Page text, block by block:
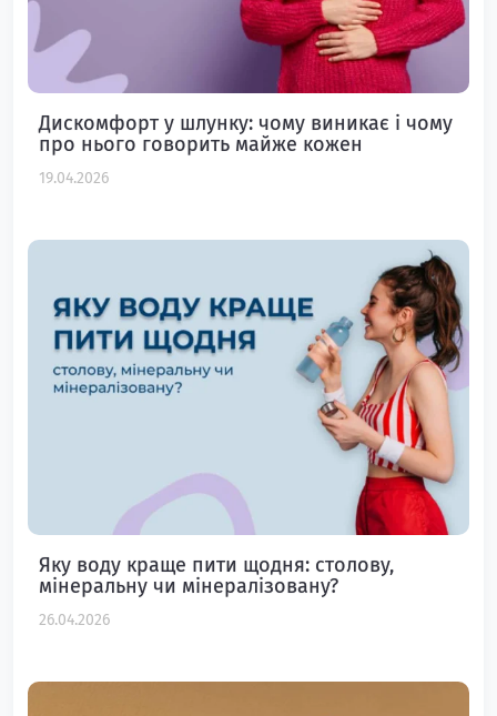
Дискомфорт у шлунку: чому виникає і чому
про нього говорить майже кожен
19.04.2026
Яку воду краще пити щодня: столову,
мінеральну чи мінералізовану?
26.04.2026